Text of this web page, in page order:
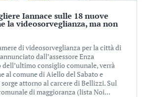
Iannace sulle 18 nuove
la videosorveglianza, ma non
di videosorveglianza per la città di
dall’assessore Enza
consiglio comunale, verrà
al comune di Aiello del Sabato e
sorge attorno al carcere di Bellizzi. Sul
di maggioranza (lista Noi...